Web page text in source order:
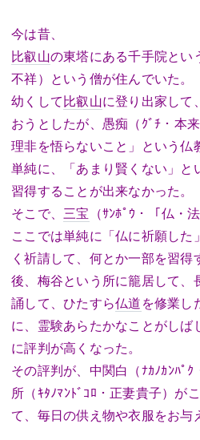
今は昔、
比叡山の東塔にある千手院とい
不祥）という僧が住んでいた。
幼くして 比叡山に登り出家して
おうとしたが、愚痴（ｸﾞﾁ・本
理非を悟らないこと」という仏
単純に、「あまり賢くない」と
習得することが出来なかった。
そこで、 三宝 （ｻﾝﾎﾟｳ・「仏・
ここでは単純に「仏に祈願した
く祈請して、何とか一部を習
後、梅谷という所に籠居して、
誦して、ひたすら仏道 を修業し
に、霊験あらたかなことがしば
に評判が高くなった。
その評判が、中関白（ﾅｶﾉｶﾝﾊﾟｸ
所（ｷﾀﾉﾏﾝﾄﾞｺﾛ・正妻貴子）が
て、毎日の供え物や衣服をお与